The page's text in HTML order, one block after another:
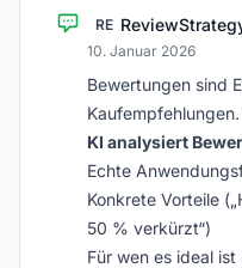
RE
10. Januar 2026
Bewertungen sind
KI analysiert
Echte
Konkrete Vorteile
50 % verkürzt“)
Für wen es ideal ist